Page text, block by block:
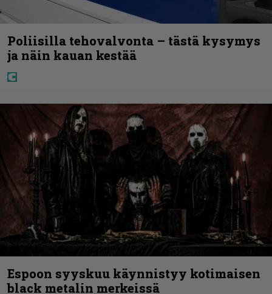
Poliisilla tehovalvonta – tästä kysymys
ja näin kauan kestää
Espoon syyskuu käynnistyy kotimaisen
black metalin merkeissä